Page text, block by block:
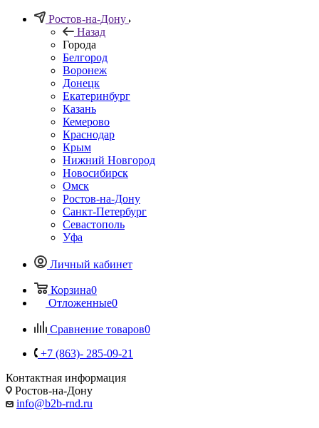
Ростов-на-Дону
Назад
Города
Белгород
Воронеж
Донецк
Екатеринбург
Казань
Кемерово
Краснодар
Крым
Нижний Новгород
Новосибирск
Омск
Ростов-на-Дону
Санкт-Петербург
Севастополь
Уфа
Личный кабинет
Корзина0
Отложенные0
Сравнение товаров0
+7 (863)- 285-09-21
Контактная информация
Ростов-на-Дону
info@b2b-rnd.ru